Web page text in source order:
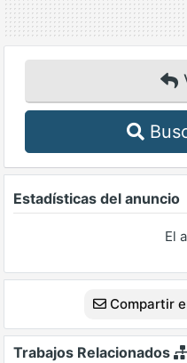
Estadísticas del anuncio
El
Compartir
Trabajos Relacionados